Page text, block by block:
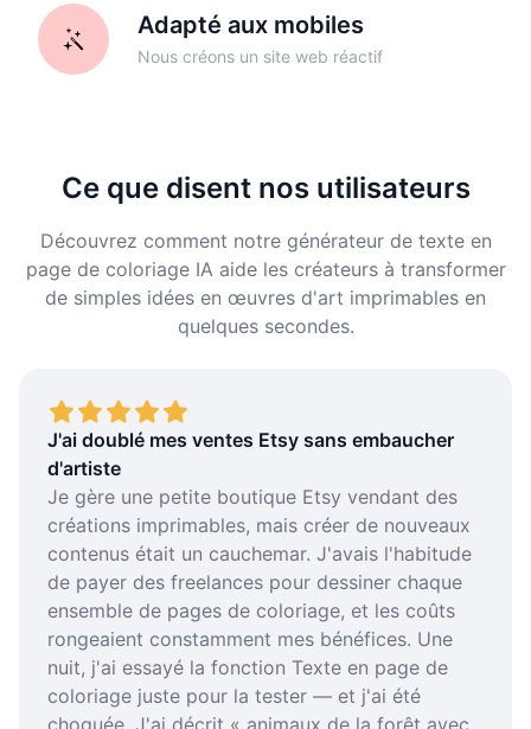
Adapté aux mobiles
Nous créons un site web réactif
Ce que disent nos utilisateurs
Découvrez comment notre générateur de texte en
page de coloriage IA aide les créateurs à transformer
de simples idées en œuvres d'art imprimables en
quelques secondes.
J'ai doublé mes ventes Etsy sans embaucher
d'artiste
Je gère une petite boutique Etsy vendant des
créations imprimables, mais créer de nouveaux
contenus était un cauchemar. J'avais l'habitude
de payer des freelances pour dessiner chaque
ensemble de pages de coloriage, et les coûts
rongeaient constamment mes bénéfices. Une
nuit, j'ai essayé la fonction Texte en page de
coloriage juste pour la tester — et j'ai été
choquée. J'ai décrit « animaux de la forêt avec